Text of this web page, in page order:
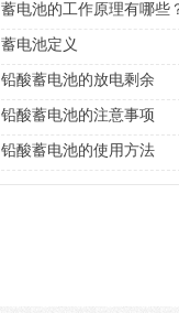
蓄电池的工作原理有哪些
蓄电池定义
铅酸蓄电池的放电剩余
铅酸蓄电池的注意事项
铅酸蓄电池的使用方法